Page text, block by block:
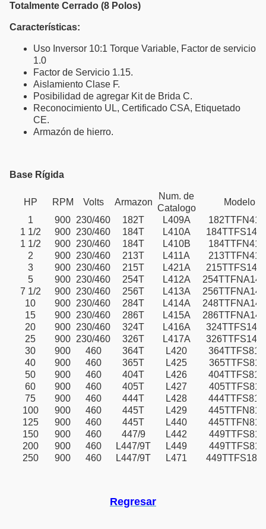
Totalmente Cerrado (8 Polos)
Características:
Uso Inversor 10:1 Torque Variable, Factor de servicio
1.0
Factor de Servicio 1.15.
Aislamiento Clase F.
Posibilidad de agregar Kit de Brida C.
Reconocimiento UL, Certificado CSA, Etiquetado
CE.
Armazón de hierro.
Base Rígida
HP RPM Volts Armazon
Num. de
Catalogo
Modelo
1
900 230/460 182T L409A
1 1/2
900 230/460 184T L410A
1 1/2
900 230/460 184T L410B
2
900 230/460 213T L411A
3
900 230/460 215T L421A
5
900 230/460 254T L412A
7 1/2
900 230/460 256T L413A
10
900 230/460 284T L414A
15
900 230/460 286T L415A
20
900 230/460 324T L416A
25
900 230/460 326T L417A
30
900 460 364T L420
40
900 460 365T L425
50
900 460 404T L426
60
900 460 405T L427
75
900 460 444T L428
100
900 460 445T L429
125
900 460 445T L440
150
900 460 447/9 L442
200
900 460 L447/9T L449
250
900 460 L447/9T L471
Regresar